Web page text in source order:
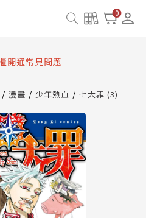
0
閱讀資產合併與書櫃開通申請
開通常見問題
鐘完成書櫃開通與資產合併申
閱讀資產合併與書櫃開通申請
漫畫 少年熱血 七大罪 (3)